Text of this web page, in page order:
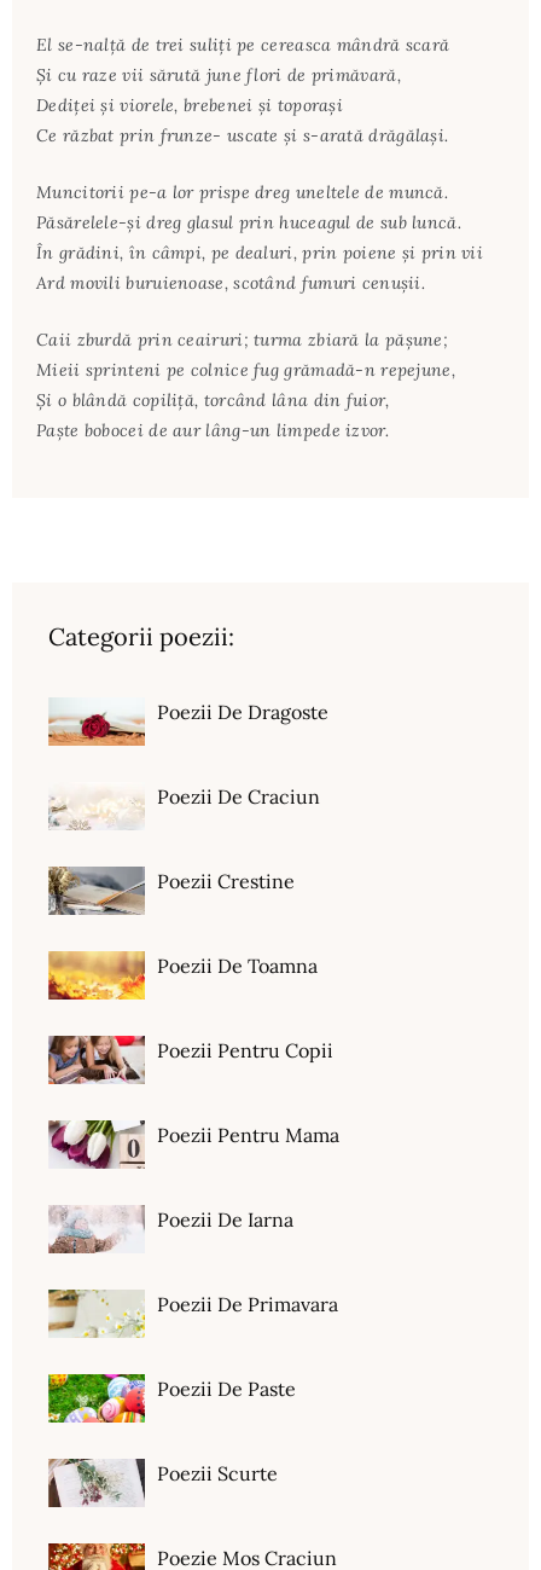
El se-nalţă de trei suliţi pe cereasca mândră scară
Şi cu raze vii sărută june flori de primăvară,
Dediţei şi viorele, brebenei şi toporaşi
Ce răzbat prin frunze- uscate şi s-arată drăgălaşi.
Muncitorii pe-a lor prispe dreg uneltele de muncă.
Păsărelele-şi dreg glasul prin huceagul de sub luncă.
În grădini, în câmpi, pe dealuri, prin poiene şi prin vii
Ard movili buruienoase, scotând fumuri cenuşii.
Caii zburdă prin ceairuri; turma zbiară la păşune;
Mieii sprinteni pe colnice fug grămadă-n repejune,
Şi o blândă copiliţă, torcând lâna din fuior,
Paşte bobocei de aur lâng-un limpede izvor.
Categorii poezii:
Poezii De Dragoste
Poezii De Craciun
Poezii Crestine
Poezii De Toamna
Poezii Pentru Copii
Poezii Pentru Mama
Poezii De Iarna
Poezii De Primavara
Poezii De Paste
Poezii Scurte
Poezie Mos Craciun